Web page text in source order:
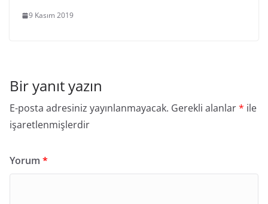
9 Kasım 2019
Bir yanıt yazın
E-posta adresiniz yayınlanmayacak. Gerekli alanlar* ile
işaretlenmişlerdir
Yorum *